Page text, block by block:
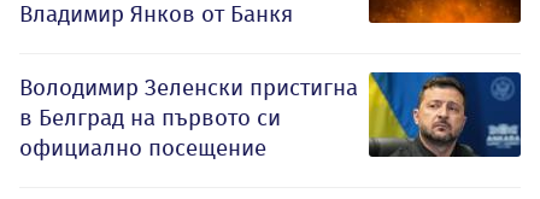
Владимир Янков от Банкя
Володимир Зеленски пристигна
в Белград на първото си
официално посещение